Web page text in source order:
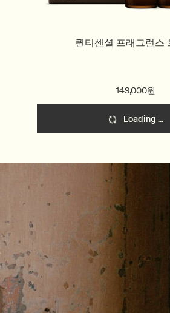
퀸티센셜 프래그런스
149,000원
Loading ...